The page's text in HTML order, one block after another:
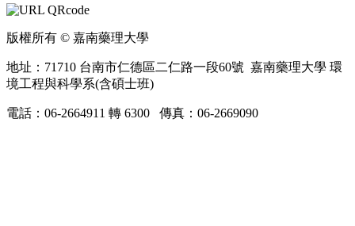
版權所有 © 嘉南藥理大學
地址：71710 台南市仁德區二仁路一段60號 嘉南藥理大學 環
境工程與科學系(含碩士班)
電話：06-2664911 轉 6300 傳真：06-2669090